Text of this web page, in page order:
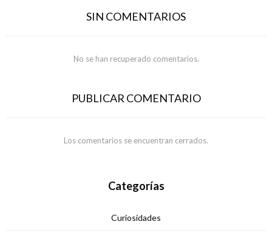
SIN COMENTARIOS
No se han recuperado comentarios.
PUBLICAR COMENTARIO
Los comentarios se encuentran cerrados.
Categorías
Curiosidades